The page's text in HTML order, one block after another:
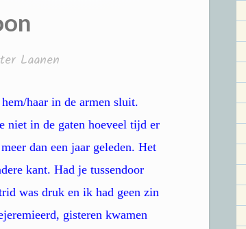
Laanen
haar in de armen sluit.
niet in de gaten hoeveel tijd er
dan een jaar geleden. Het
kant. Had je tussendoor
was druk en ik had geen zin
gisteren kwamen